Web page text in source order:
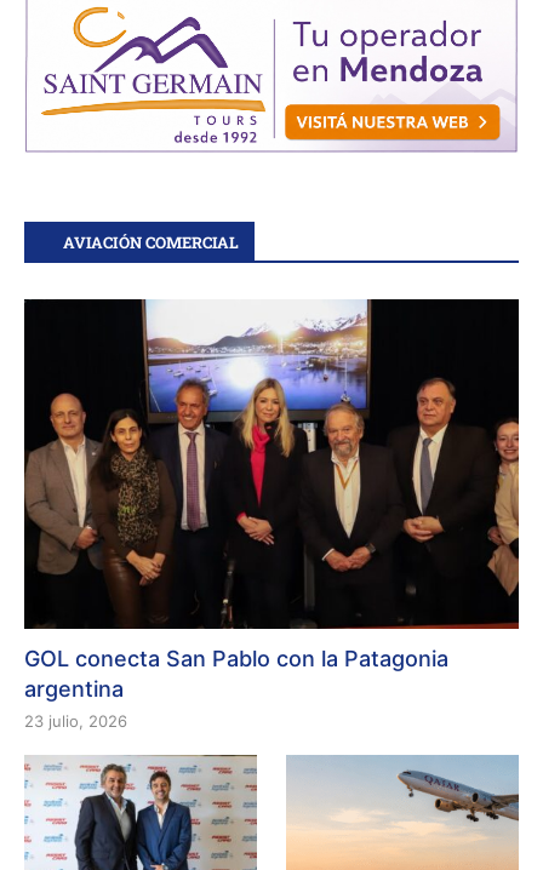
AVIACIÓN COMERCIAL
GOL conecta San Pablo con la Patagonia
argentina
23 julio, 2026